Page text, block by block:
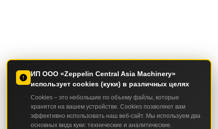
ИП ООО «Zeppelin Central Asia Machinery»
использует cookies (куки) в различных целях
Cookies – это небольшие по объему файлы, которые
хранятся на вашем устройстве. Cookies позволяют вам
эффективно использовать наш веб-сайт. Мы используем два
основных вида куки: технические и аналитические.